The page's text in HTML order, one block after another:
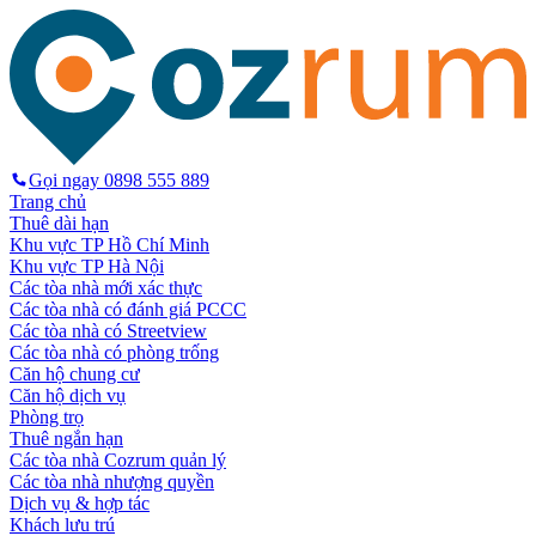
Gọi ngay 0898 555 889
Trang chủ
Thuê dài hạn
Khu vực TP Hồ Chí Minh
Khu vực TP Hà Nội
Các tòa nhà mới xác thực
Các tòa nhà có đánh giá PCCC
Các tòa nhà có Streetview
Các tòa nhà có phòng trống
Căn hộ chung cư
Căn hộ dịch vụ
Phòng trọ
Thuê ngắn hạn
Các tòa nhà Cozrum quản lý
Các tòa nhà nhượng quyền
Dịch vụ & hợp tác
Khách lưu trú